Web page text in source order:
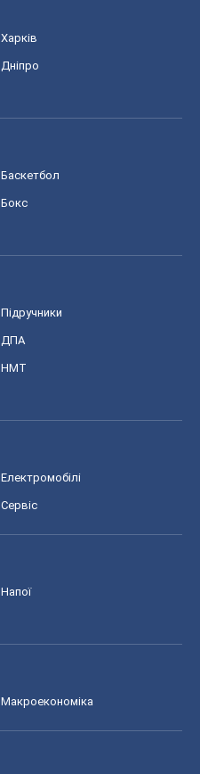
Харків
Дніпро
Баскетбол
Бокс
Підручники
ДПА
НМТ
Електромобілі
Сервіс
Напої
Макроекономіка